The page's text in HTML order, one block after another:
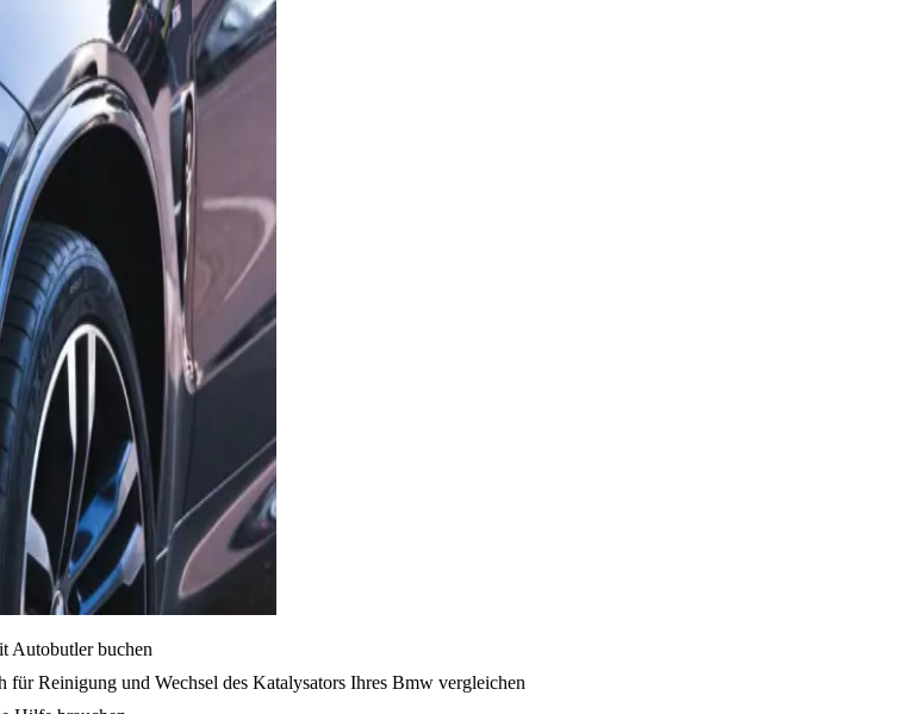
Autobutler buchen
Reinigung und Wechsel des Katalysators Ihres Bmw vergleichen